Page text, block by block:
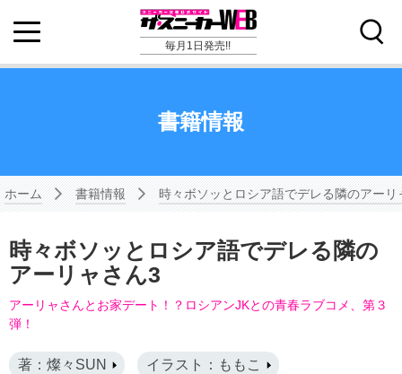
毎月1日発売!!
書籍情報
ホーム 書籍情報 時々ボソッとロシア語でデレる隣のアーリ
時々ボソッとロシア語でデレる隣の
アーリャさん3
アーリャさんとお家デート！？ロシアンJKとの青春ラブコメ、第３
弾！
著：燦々SUN イラスト：ももこ